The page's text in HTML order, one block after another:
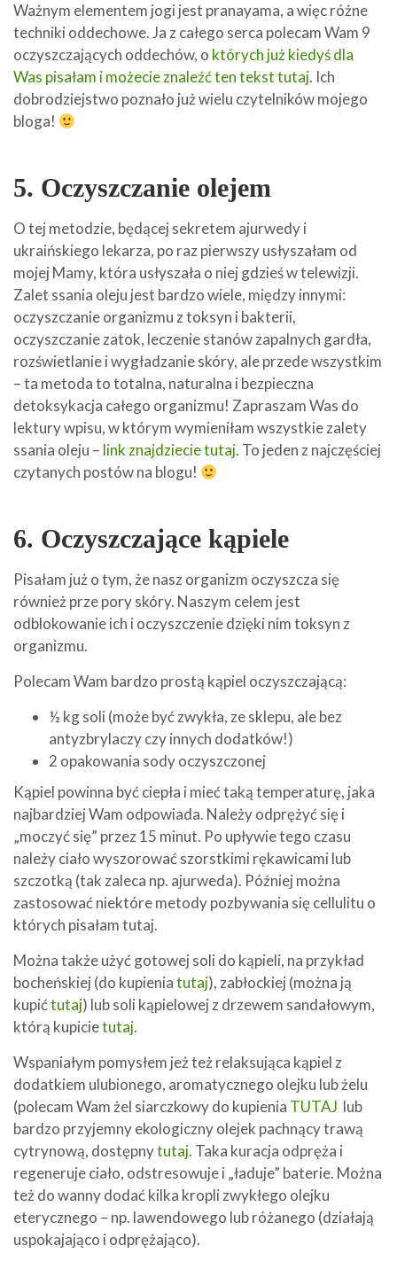
Ważnym elementem jogi jest pranayama, a więc różne
techniki oddechowe. Ja z całego serca polecam Wam 9
oczyszczających oddechów, o których już kiedyś dla
Was pisałam i możecie znaleźć ten tekst tutaj. Ich
dobrodziejstwo poznało już wielu czytelników mojego
bloga!
5. Oczyszczanie olejem
O tej metodzie, będącej sekretem ajurwedy i
ukraińskiego lekarza, po raz pierwszy usłyszałam od
mojej Mamy, która usłyszała o niej gdzieś w telewizji.
Zalet ssania oleju jest bardzo wiele, między innymi:
oczyszczanie organizmu z toksyn i bakterii,
oczyszczanie zatok, leczenie stanów zapalnych gardła,
rozświetlanie i wygładzanie skóry, ale przede wszystkim
– ta metoda to totalna, naturalna i bezpieczna
detoksykacja całego organizmu! Zapraszam Was do
lektury wpisu, w którym wymieniłam wszystkie zalety
ssania oleju – link znajdziecie tutaj. To jeden z najczęściej
czytanych postów na blogu!
6. Oczyszczające kąpiele
Pisałam już o tym, że nasz organizm oczyszcza się
również prze pory skóry. Naszym celem jest
odblokowanie ich i oczyszczenie dzięki nim toksyn z
organizmu.
Polecam Wam bardzo prostą kąpiel oczyszczającą:
½ kg soli (może być zwykła, ze sklepu, ale bez
antyzbrylaczy czy innych dodatków!)
2 opakowania sody oczyszczonej
Kąpiel powinna być ciepła i mieć taką temperaturę, jaka
najbardziej Wam odpowiada. Należy odprężyć się i
„moczyć się” przez 15 minut. Po upływie tego czasu
należy ciało wyszorować szorstkimi rękawicami lub
szczotką (tak zaleca np. ajurweda). Później można
zastosować niektóre metody pozbywania się cellulitu o
których pisałam tutaj.
Można także użyć gotowej soli do kąpieli, na przykład
bocheńskiej (do kupieniatutaj), zabłockiej (można ją
kupićtutaj) lub soli kąpielowej z drzewem sandałowym,
którą kupicietutaj.
Wspaniałym pomysłem jeż też relaksująca kąpiel z
dodatkiem ulubionego, aromatycznego olejku lub żelu
(polecam Wam żel siarczkowy do kupienia TUTAJ lub
bardzo przyjemny ekologiczny olejek pachnący trawą
cytrynową, dostępnytutaj. Taka kuracja odpręża i
regeneruje ciało, odstresowuje i „ładuje” baterie. Można
też do wanny dodać kilka kropli zwykłego olejku
eterycznego – np. lawendowego lub różanego (działają
uspokajająco i odprężająco).